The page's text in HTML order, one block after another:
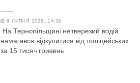
6 ЛИПНЯ 2026, 14:36
На Тернопільщині нетверезий водій
намагався відкупитися від поліцейських
за 15 тисяч гривень